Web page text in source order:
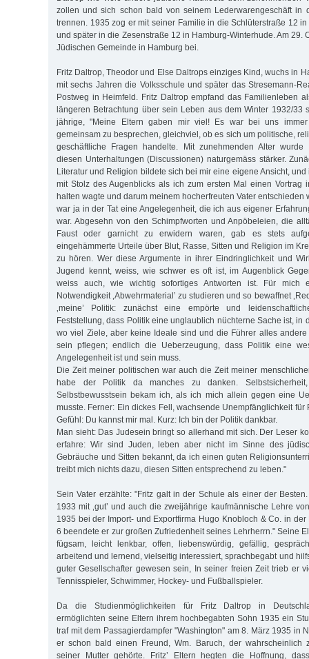
zollen und sich schon bald von seinem Lederwarengeschäft in
trennen. 1935 zog er mit seiner Familie in die Schlüterstraße 12
und später in die Zesenstraße 12 in Hamburg-Winterhude. Am 29.
Jüdischen Gemeinde in Hamburg bei.
Fritz Daltrop, Theodor und Else Daltrops einziges Kind, wuchs in
mit sechs Jahren die Volksschule und später das Stresemann-
Postweg in Heimfeld. Fritz Daltrop empfand das Familienleben
längeren Betrachtung über sein Leben aus dem Winter 1932/33
jährige, "Meine Eltern gaben mir viel! Es war bei uns
gemeinsam zu besprechen, gleichviel, ob es sich um politische,
geschäftliche Fragen handelte. Mit zunehmenden Alter
diesen Unterhaltungen (Discussionen) naturgemäss stärker.
Literatur und Religion bildete sich bei mir eine eigene Ansicht,
mit Stolz des Augenblicks als ich zum ersten Mal einen Vortrag
halten wagte und darum meinem hocherfreuten Vater entschieden
war ja in der Tat eine Angelegenheit, die ich aus eigener
war. Abgesehn von den Schimpfworten und Anpöbeleien, die
Faust oder garnicht zu erwidern waren, gab es stets
eingehämmerte Urteile über Blut, Rasse, Sitten und Religion im
zu hören. Wer diese Argumente in ihrer Eindringlichkeit und
Jugend kennt, weiss, wie schwer es oft ist, im Augenblick
weiss auch, wie wichtig sofortiges Antworten ist. Für mich
Notwendigkeit ‚Abwehrmaterial’ zu studieren und so bewaffnet
‚meine’ Politik: zunächst eine empörte und
Feststellung, dass Politik eine unglaublich nüchterne Sache ist, in
wo viel Ziele, aber keine Ideale sind und die Führer alles
sein pflegen; endlich die Ueberzeugung, dass Politik eine
Angelegenheit ist und sein muss.
Die Zeit meiner politischen war auch die Zeit meiner
habe der Politik da manches zu danken.
Selbstbewusstsein bekam ich, als ich mich allein gegen eine
musste. Ferner: Ein dickes Fell, wachsende Unempfänglichkeit für
Gefühl: Du kannst mir mal. Kurz: Ich bin der Politik dankbar.
Man sieht: Das Judesein bringt so allerhand mit sich. Der Leser
erfahre: Wir sind Juden, leben aber nicht im Sinne des
Gebräuche und Sitten bekannt, da ich einen guten
treibt mich nichts dazu, diesen Sitten entsprechend zu leben."
Sein Vater erzählte: "Fritz galt in der Schule als einer der
1933 mit ‚gut’ und auch die zweijährige kaufmännische Lehre
1935 bei der Import- und Exportfirma Hugo Knobloch & Co. in
6 beendete er zur großen Zufriedenheit seines Lehrherrn." Seine
fügsam, leicht lenkbar, offen, liebenswürdig, gefällig,
arbeitend und lernend, vielseitig interessiert, sprachbegabt und
guter Gesellschafter gewesen sein, In seiner freien Zeit trieb er
Tennisspieler, Schwimmer, Hockey- und Fußballspieler.
Da die Studienmöglichkeiten für Fritz Daltrop in
ermöglichten seine Eltern ihrem hochbegabten Sohn 1935 ein
traf mit dem Passagierdampfer "Washington" am 8. März 1935 in
er schon bald einen Freund, Wm. Baruch, der wahrscheinlich
seiner Mutter gehörte. Fritz’ Eltern hegten die Hoffnung,